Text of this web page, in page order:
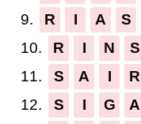
9.
R I A
S
10.
R I N
S
11.
S A I
R
12.
S I G
A